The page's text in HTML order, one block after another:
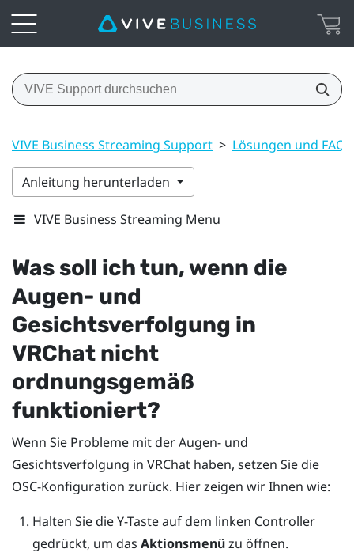
VIVE Business Streaming Support > Lösungen und FAQs
Anleitung herunterladen
VIVE Business Streaming Menu
Was soll ich tun, wenn die
Augen- und
Gesichtsverfolgung in
VRChat nicht
ordnungsgemäß
funktioniert?
Wenn Sie Probleme mit der Augen- und
Gesichtsverfolgung in VRChat haben, setzen Sie die
OSC-Konfiguration zurück. Hier zeigen wir Ihnen wie:
Halten Sie dieY-Taste auf dem linken Controller
gedrückt, um das Aktionsmenüzu öffnen.